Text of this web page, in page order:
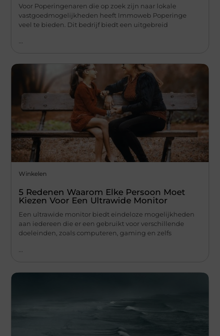
Voor Poperingenaren die op zoek zijn naar lokale
vastgoedmogelijkheden heeft Immoweb Poperinge
veel te bieden. Dit bedrijf biedt een uitgebreid
...
Winkelen
5 Redenen Waarom Elke Persoon Moet
Kiezen Voor Een Ultrawide Monitor
Een ultrawide monitor biedt eindeloze mogelijkheden
aan iedereen die er een gebruikt voor verschillende
doeleinden, zoals computeren, gaming en zelfs